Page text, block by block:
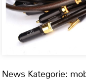
News Kategorie: